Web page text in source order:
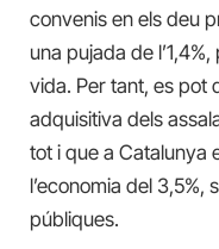
convenis en els deu
una pujada de
vida. Per tant, es pot
adquisitiva dels
tot i que a Catalunya
l’economia del
públiques.